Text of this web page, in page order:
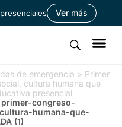
Ver más
de emergencia > Primer
cultura humana que
presencial
primer-congreso-
humana-que-
(1)